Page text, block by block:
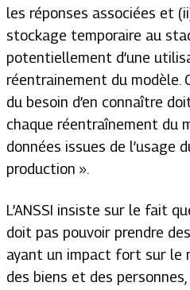
les réponses associées et
stockage temporaire au
potentiellement d’une
réentrainement du modèle.
du besoin d’en connaître
chaque réentraînement du
données issues de l’usage
production ».
L’ANSSI insiste sur le fait
doit pas pouvoir prendre
ayant un impact fort sur le
des biens et des